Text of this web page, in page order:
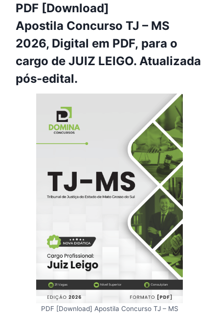
PDF [Download]
Apostila Concurso TJ – MS
2026, Digital em PDF, para o
cargo de JUIZ LEIGO. Atualizada
pós-edital.
PDF [Download] Apostila Concurso TJ – MS